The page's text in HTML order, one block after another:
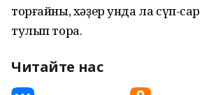
торғайны, хәҙер унда ла сүп-
тулып тора.
Читайте нас